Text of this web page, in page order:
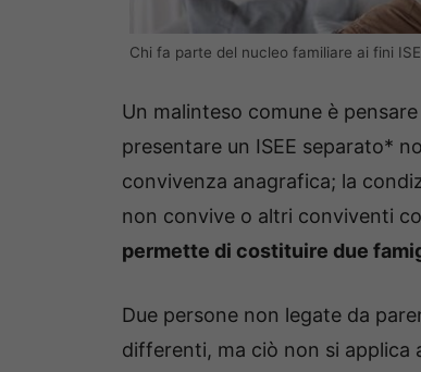
Chi fa parte del nucleo familiare ai fini
Un malinteso comune è
presentare un ISEE separato*
convivenza anagrafica; la
non convive o altri conviventi
permette di costituire due
Due persone non legate da
differenti, ma ciò non si applica